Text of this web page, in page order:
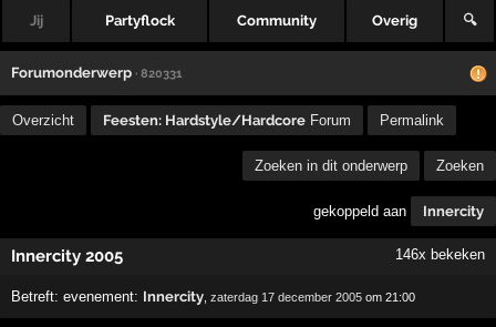
Jij Partyflock Community Overig 🔍
Forumonderwerp · 820331
Overzicht Feesten: Hardstyle/Hardcore Forum Permalink
Zoeken in dit onderwerp Zoeken
gekoppeld aan Innercity
Innercity 2005 146x bekeken
Betreft:evenement: Innercity ,zaterdag 17 december 2005 om 21:00